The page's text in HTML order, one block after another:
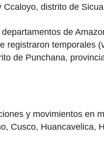
distrito de
de
temporales
de Punchana,
y movimientos en
Cusco, Huancavelica,